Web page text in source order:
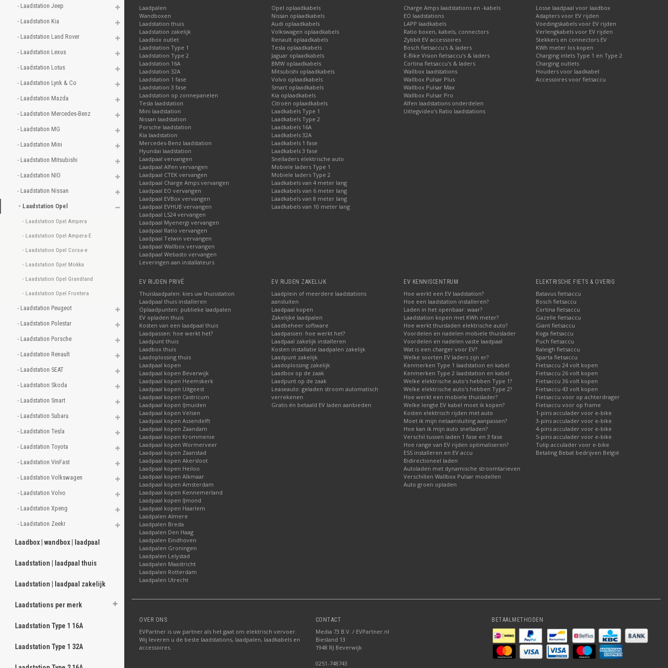
- Laadstation Jeep
- Laadstation Kia
- Laadstation Land Rover
- Laadstation Lexus
- Laadstation Lotus
- Laadstation Lynk & Co
- Laadstation Mazda
- Laadstation Mercedes-Benz
- Laadstation MG
- Laadstation Mini
- Laadstation Mitsubishi
- Laadstation NIO
- Laadstation Nissan
- Laadstation Opel
- Laadstation Opel Ampera
- Laadstation Opel Ampera-E
- Laadstation Opel Corsa-e
- Laadstation Opel Mokka
- Laadstation Opel Grandland
- Laadstation Opel Frontera
- Laadstation Peugeot
- Laadstation Polestar
- Laadstation Porsche
- Laadstation Renault
- Laadstation SEAT
- Laadstation Skoda
- Laadstation Smart
- Laadstation Subaru
- Laadstation Tesla
- Laadstation Toyota
- Laadstation VinFast
- Laadstation Volkswagen
- Laadstation Volvo
- Laadstation Xpeng
- Laadstation Zeekr
Laadbox | wandbox | laadpaal
Laadstation | laadpaal thuis
Laadstation | laadpaal zakelijk
Laadstations per merk
Laadstation Type 1 16A
Laadstation Type 1 32A
Kies hieronder het model van Opel en u vindt de meeste geschikte laadstations!
Laadpalen
Wandboxen
Laadstation thuis
Laadstation zakelijk
Laadbox outlet
Laadstation Type 1
Laadstation Type 2
Laadstation 16A
Laadstation 32A
Laadstation 1 fase
Laadstation 3 fase
Laadstation op zonnepanelen
Tesla laadstation
Mini laadstation
Nissan laadstation
Porsche laadstation
Kia laadstation
Mercedes-Benz laadstation
Hyundai laadstation
Laadpaal vervangen
Laadpaal Alfen vervangen
Laadpaal CTEK vervangen
Laadpaal Charge Amps vervangen
Laadpaal EO vervangen
Laadpaal EVBox vervangen
Laadpaal EVHUB vervangen
Laadpaal LS24 vervangen
Laadpaal Myenergi vervangen
Laadpaal Ratio vervangen
Laadpaal Telwin vervangen
Laadpaal Wallbox vervangen
Laadpaal Webasto vervangen
Leveringen aan installateurs
Opel oplaadkabels
Nissan oplaadkabels
Audi oplaadkabels
Volkswagen oplaadkabels
Renault oplaadkabels
Tesla oplaadkabels
Jaguar oplaadkabels
BMW oplaadkabels
Mitsubishi oplaadkabels
Volvo oplaadkabels
Smart oplaadkabels
Kia oplaadkabels
Citroën oplaadkabels
Laadkabels Type 1
Laadkabels Type 2
Laadkabels 16A
Laadkabels 32A
Laadkabels 1 fase
Laadkabels 3 fase
Snelladers elektrische auto
Mobiele laders Type 1
Mobiele laders Type 2
Laadkabels van 4 meter lang
Laadkabels van 6 meter lang
Laadkabels van 8 meter lang
Laadkabels van 10 meter lang
Charge Amps laadstations en -kabels
EO laadstations
LAPP laadkabels
Ratio boxen, kabels, connectors
Zybbit EV accessoires
Bosch fietsaccu's & laders
E-Bike Vision fietsaccu's & laders
Cortina fietsaccu's & laders
Wallbox laadstations
Wallbox Pulsar Plus
Wallbox Pulsar Max
Wallbox Pulsar Pro
Alfen laadstations onderdelen
Uitlegvideo's Ratio laadstations
Losse laadpaal voor laadbox
Adapters voor EV rijden
Voedingskabels voor EV rijden
Verlengkabels voor EV rijden
Stekkers en connectors EV
KWh meter los kopen
Charging inlets Type 1 en Type 2
Charging outlets
Houders voor laadkabel
Accessoires voor fietsaccu
EV RIJDEN PRIVÉ
Thuislaadpalen: kies uw thuisstation
Laadpaal thuis installeren
Oplaadpunten: publieke laadpalen
EV opladen thuis
Kosten van een laadpaal thuis
Laadpassen: hoe werkt het?
Laadpunt thuis
Laadbox thuis
Laadoplossing thuis
Laadpaal kopen
Laadpaal kopen Beverwijk
Laadpaal kopen Heemskerk
Laadpaal kopen Uitgeest
Laadpaal kopen Castricum
Laadpaal kopen IJmuiden
Laadpaal kopen Velsen
Laadpaal kopen Assendelft
Laadpaal kopen Zaandam
Laadpaal kopen Krommenie
Laadpaal kopen Wormerveer
Laadpaal kopen Zaanstad
Laadpaal kopen Akersloot
Laadpaal kopen Heiloo
Laadpaal kopen Alkmaar
Laadpaal kopen Amsterdam
Laadpaal kopen Kennemerland
Laadpaal kopen IJmond
Laadpaal kopen Haarlem
Laadpalen Almere
Laadpalen Breda
Laadpalen Den Haag
Laadpalen Eindhoven
Laadpalen Groningen
Laadpalen Lelystad
Laadpalen Maastricht
Laadpalen Rotterdam
Laadpalen Utrecht
EV RIJDEN ZAKELIJK
Laadplein of meerdere laadstations
aansluiten
Laadpaal kopen
Zakelijke laadpalen
Laadbeheer software
Laadpassen: hoe werkt het?
Laadpaal zakelijk installeren
Kosten installatie laadpalen zakelijk
Laadpunt zakelijk
Laadoplossing zakelijk
Laadbox op de zaak
Laadpunt op de zaak
Leaseauto: geladen stroom automatisch
verrekenen
Gratis én betaald EV laden aanbieden
EV KENNISCENTRUM
Hoe werkt een EV laadstation?
Hoe een laadstation installeren?
Laden in het openbaar: waar?
Laadstation kopen met KWh meter?
Hoe werkt thuisladen elektrische auto?
Voordelen en nadelen mobiele thuislader
Voordelen en nadelen vaste laadpaal
Wat is een charger voor EV?
Welke soorten EV laders zijn er?
Kenmerken Type 1 laadstation en kabel
Kenmerken Type 2 laadstation en kabel
Welke elektrische auto's hebben Type 1?
Welke elektrische auto's hebben Type 2?
Hoe werkt een mobiele thuislader?
Welke lengte EV kabel moet ik kopen?
Kosten elektrisch rijden met auto
Moet ik mijn netaansluiting aanpassen?
Hoe kan ik mijn auto snelladen?
Verschil tussen laden 1 fase en 3 fase
Hoe range van EV rijden optimaliseren?
ESS installeren en EV accu
Bidirectioneel laden
Autoladen met dynamische stroomtarieven
Verschillen Wallbox Pulsar modellen
Auto groen opladen
ELEKTRISCHE FIETS & OVERIG
Batavus fietsaccu
Bosch fietsaccu
Cortina fietsaccu
Gazelle fietsaccu
Giant fietsaccu
Koga fietsaccu
Puch fietsaccu
Raleigh fietsaccu
Sparta fietsaccu
Fietsaccu 24 volt kopen
Fietsaccu 26 volt kopen
Fietsaccu 36 volt kopen
Fietsaccu 43 volt kopen
Fietsaccu voor op achterdrager
Fietsaccu voor op frame
1-pins acculader voor e-bike
3-pins acculader voor e-bike
4-pins acculader voor e-bike
5-pins acculader voor e-bike
Tulip acculader voor e-bike
Betaling Bebat bedrijven België
OVER ONS
EVPartner is uw partner als het gaat om elektrisch vervoer.
Wij leveren u de beste laadstations, laadpalen, laadkabels en
accessoires.
CONTACT
Media 73 B.V. / EVPartner.nl
Biesland 13
1948 RJ Beverwijk
0251-748743
BETAALMETHODEN